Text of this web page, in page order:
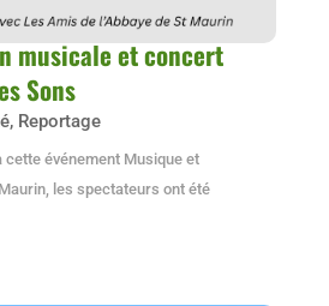
musicale et concert
Sons
, Reportage
cette événement Musique et
les spectateurs ont été